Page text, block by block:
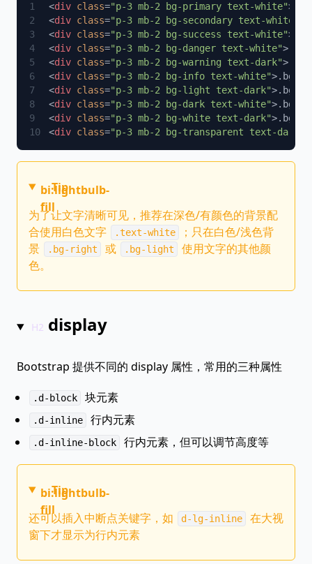
<div class="p-3 mb-2 bg-primary text-white"
<div class="p-3 mb-2 bg-secondary text-white"
<div class="p-3 mb-2 bg-success text-white"
<div class="p-3 mb-2 bg-danger text-white">.bg-
<div class="p-3 mb-2 bg-warning text-dark">.bg-
<div class="p-3 mb-2 bg-info text-white">.bg-
<div class="p-3 mb-2 bg-light text-dark">.bg-
<div class="p-3 mb-2 bg-dark text-white">.bg-
<div class="p-3 mb-2 bg-white text-dark">.bg-
<div class="p-3 mb-2 bg-transparent text-dark"
bi:lightbulb-
fill
Tip
为了让文字清晰可见，推荐在深色/有颜色的背景配
合使用白色文字
.text-white
；只在白色/浅色背
景
.bg-right 或 .bg-light
使用文字的其他颜
色。
display
Bootstrap 提供不同的 display 属性，常用的三种属性
.d-block 块元素
.d-inline 行内元素
.d-inline-block 行内元素，但可以调节高度等
bi:lightbulb-
fill
Tip
还可以插入中断点关键字，如
d-lg-inline
在大视
窗下才显示为行内元素